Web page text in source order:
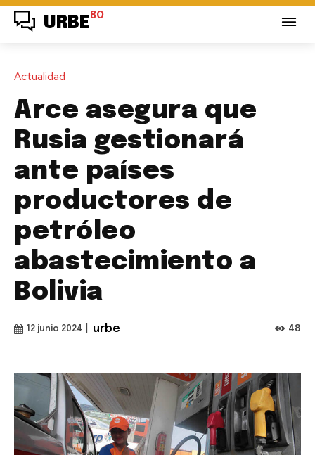
URBE BO
Actualidad
Arce asegura que
Rusia gestionará
ante países
productores de
petróleo
abastecimiento a
Bolivia
12 junio 2024 urbe 48